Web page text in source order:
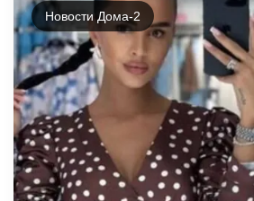
Новости Дома-2